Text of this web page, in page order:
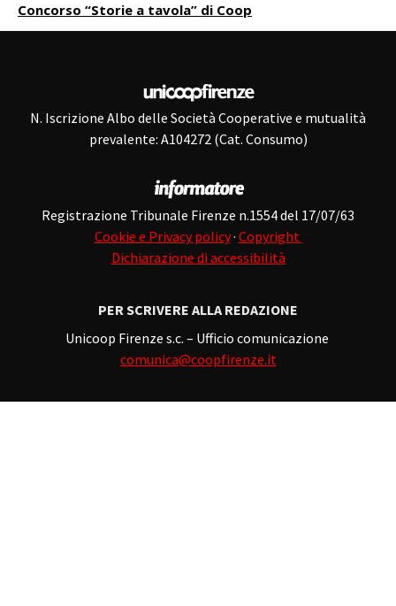
Concorso “Storie a tavola” di Coop
N. Iscrizione Albo delle Società Cooperative e mutualità
prevalente: A104272 (Cat. Consumo)
Registrazione Tribunale Firenze n.1554 del 17/07/63
Cookie e Privacy policy· Copyright
Dichiarazione di accessibilità
PER SCRIVERE ALLA REDAZIONE
Unicoop Firenze s.c. – Ufficio comunicazione
comunica@coopfirenze.it